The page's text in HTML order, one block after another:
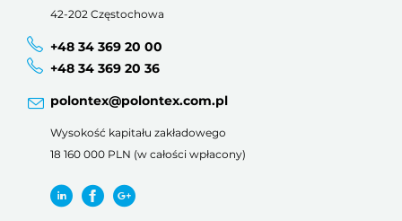
42-202 Częstochowa
+48 34 369 20 00
+48 34 369 20 36
polontex@polontex.com.pl
Wysokość kapitału zakładowego
18 160 000 PLN (w całości wpłacony)